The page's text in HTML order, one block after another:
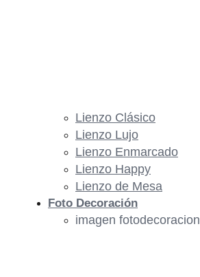
Lienzo Clásico
Lienzo Lujo
Lienzo Enmarcado
Lienzo Happy
Lienzo de Mesa
Foto Decoración
imagen fotodecoracion